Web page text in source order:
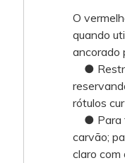
O
quando
ancorado
●
rótulos
● Para
carvão;
claro com